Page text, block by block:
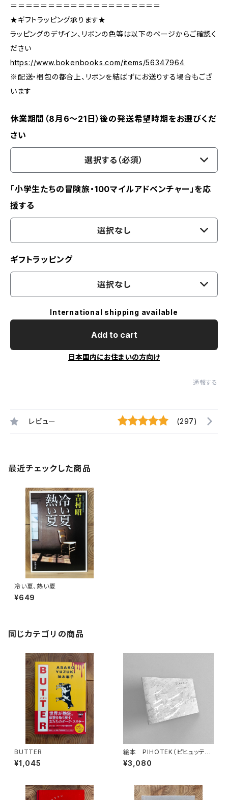
＝＝＝＝＝＝＝＝＝＝＝＝＝＝＝＝＝＝＝＝
★ギフトラッピング承ります★
ラッピングのデザイン、リボンの色等は以下のページからご確認く
ださい
https://www.bokenbooks.com/items/56347964
※配送・梱包の都合上、リボンを結ばずにお送りする場合もござ
います
休業期間（8月6〜21日）後の発送希望時期をお選びくだ
さい
選択する（必須）
「小学生たちの冒険旅・100マイルアドベンチャー」を応
援する
選択なし
ギフトラッピング
選択なし
International shipping available
Add to cart
日本国内にお住まいの方向け
通報する
レビュー (297)
最近チェックした商品
冷い夏、熱い夏
¥649
同じカテゴリの商品
BUTTER
¥1,045
絵本 PIHOTEK（ピヒュッティ）
北極を風と歩く
¥3,080